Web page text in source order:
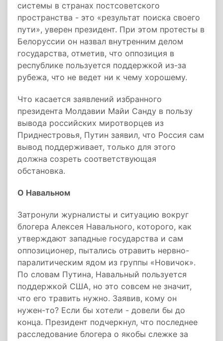
системы в странах постсоветского
пространства - это «результат поиска своего
пути», уверен президент. При этом протесты в
Белоруссии он назвал внутренним делом
государства, отметив, что оппозиция в
республике пользуется поддержкой из-за
рубежа, что не ведет ни к чему хорошему.
Что касается заявлений избранного
президента Молдавии Майи Санду в пользу
вывода российских миротворцев из
Приднестровья, Путин заявил, что Россия сам
вывод поддерживает, только для этого
должна созреть соответствующая
обстановка.
О Навальном
Затронули журналисты и ситуацию вокруг
блогера Алексея Навального, которого, как
утверждают западные государства и сам
оппозиционер, пытались отравить нервно-
паралитическим ядом из группы «Новичок».
По словам Путина, Навальный пользуется
поддержкой США, но это совсем не значит,
что его травить нужно. Заявив, кому он
нужен-то? Если бы хотели - довели бы до
конца. Президент подчеркнул, что последнее
расследование блогера о якобы слежке за